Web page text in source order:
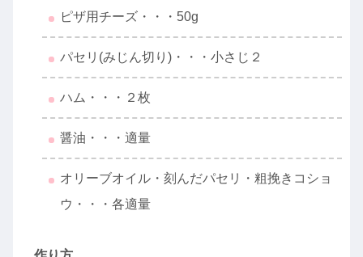
ピザ用チーズ・・・50g
パセリ(みじん切り)・・・小さじ２
ハム・・・２枚
醤油・・・適量
オリーブオイル・刻んだパセリ・粗挽きコショ
ウ・・・各適量